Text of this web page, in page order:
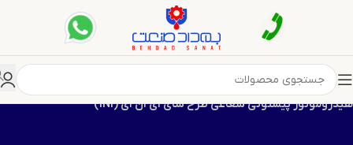
پیستونی شعاعی هیدروموتور پیستونی شعاعی طرح سای آی ان آی (INI)
هیدروموتور پیستونی شعاعی طرح سای آی ان آی (INI)